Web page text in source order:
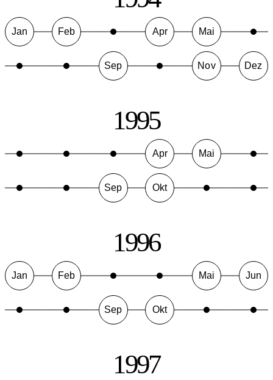
Jan Feb Apr Mai
Sep Nov Dez
1995
Apr Mai
Sep Okt
1996
Jan Feb Mai Jun
Sep Okt
1997